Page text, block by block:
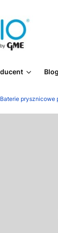
Blog
Baterie prysznicowe